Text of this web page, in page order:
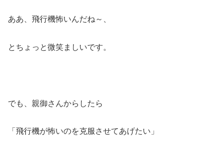
ああ、飛行機怖いんだね～、
とちょっと微笑ましいです。
でも、親御さんからしたら
「飛行機が怖いのを克服させてあげたい」